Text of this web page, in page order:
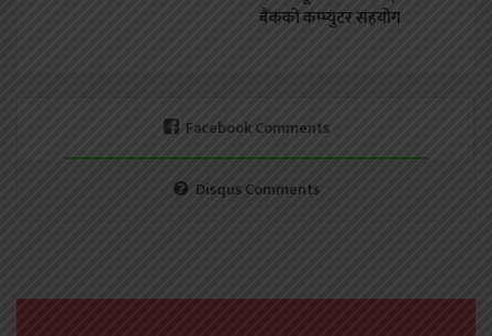
बैंकको कम्प्युटर सहयोग
Facebook Comments
Disqus Comments